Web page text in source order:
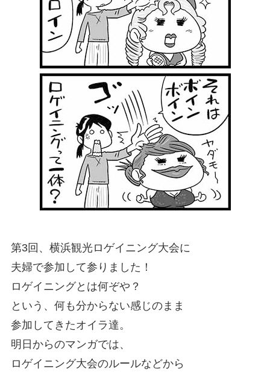
第3回、横浜観光ロゲイニング大会に
夫婦で参加して参りました！
ロゲイニングとは何ぞや？
という、何も分からない感じのまま
参加してきたオイラ達。
明日からのマンガでは、
ロゲイニング大会のルールなどから